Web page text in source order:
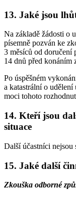
13. Jaké jsou
Na základě žádosti o
písemně pozván ke
3 měsíců od doručení
14 dnů před konáním
Po úspěšném
a katastrální o
moci tohoto
14. Kteří jsou
situace
Další účastníci nejsou
15. Jaké další
Zkouška odborné